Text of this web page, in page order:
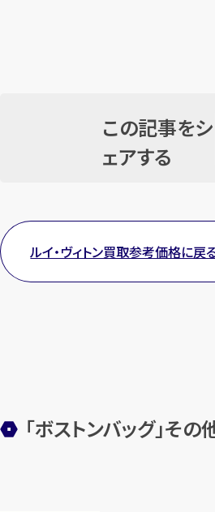
この記事をシ
ェアする
ルイ・ヴィトン買取参考価格に戻
「ボストンバッグ」そ